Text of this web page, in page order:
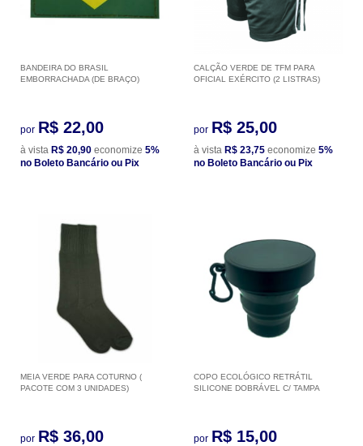
BANDEIRA DO BRASIL
EMBORRACHADA (DE BRAÇO)
por R$ 22,00
à vista R$ 20,90 economize 5%
no Boleto Bancário ou Pix
CALÇÃO VERDE DE TFM PARA
OFICIAL EXÉRCITO (2 LISTRAS)
por R$ 25,00
à vista R$ 23,75 economize 5%
no Boleto Bancário ou Pix
MEIA VERDE PARA COTURNO (
PACOTE COM 3 UNIDADES)
por R$ 36,00
COPO ECOLÓGICO RETRÁTIL
SILICONE DOBRÁVEL C/ TAMPA
por R$ 15,00